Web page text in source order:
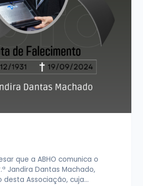
que a ABHO comunica o
Jandira Dantas Machado,
desta Associação, cuja…